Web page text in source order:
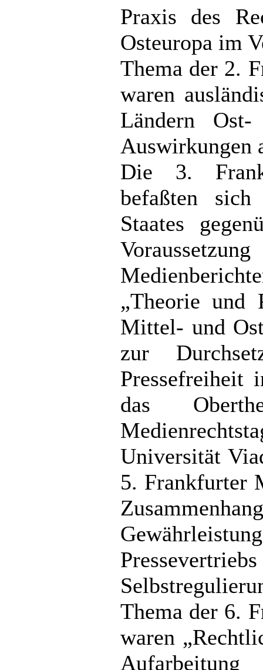
Praxis des
Osteuropa im
Thema der 2.
waren
Ländern
Auswirkungen
Die 3.
befaßten
Staates
„Theorie und
Mittel- und
zur
Pressefreiheit
das
Universität
5. Frankfurter
Thema der 6.
waren